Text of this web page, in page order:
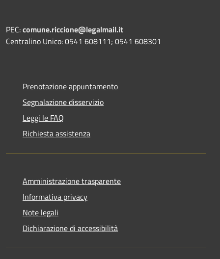
PEC:comune.riccione@legalmail.it
Centralino Unico: 0541 608111; 0541 608301
Prenotazione appuntamento
Segnalazione disservizio
Leggi le FAQ
Richiesta assistenza
Amministrazione trasparente
Informativa privacy
Note legali
Dichiarazione di accessibilità